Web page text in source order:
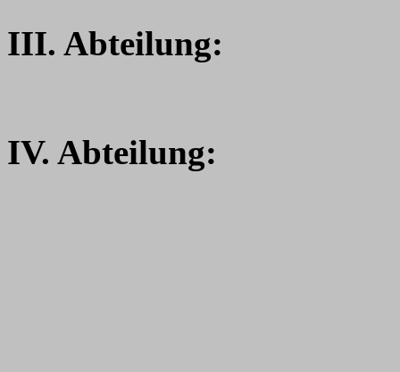
III. Abteilung:
IV. Abteilung: